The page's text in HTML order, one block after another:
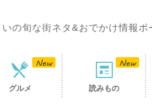
の旬な街ネタ&おでかけ情報ポ
グルメ 読みもの